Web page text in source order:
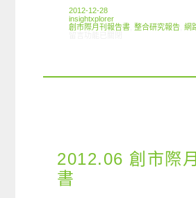
2012-12-28
insightxplorer
創市際月刊報告書 ,整合研究報告 ,網
2012.06 創市際
書